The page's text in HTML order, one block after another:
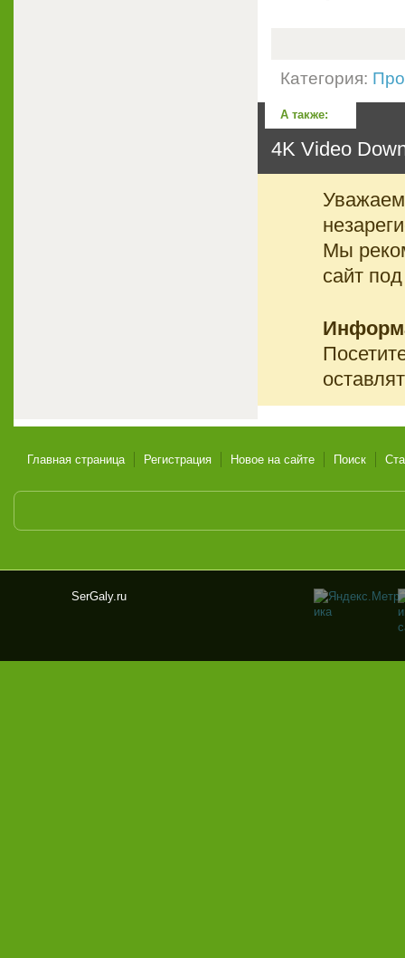
Категория:
А также:
4K Video
Мы
сайт
Главная страница Регистрация Новое на сайте Поиск
y.ru
SerGaly.ru